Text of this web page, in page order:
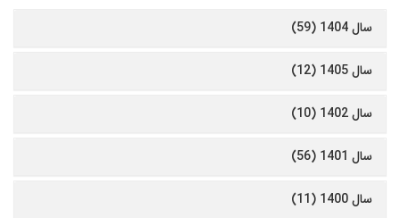
سال 1404 (59)
سال 1405 (12)
سال 1402 (10)
سال 1401 (56)
سال 1400 (11)